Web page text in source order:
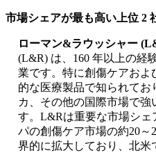
市場シェアが最も高い上位 2
ローマン&ラウッシャー
(L&R) は、160 年以上の経
業です。特に創傷ケアお
的な医療製品で知られてお
カ、その他の国際市場で強
す。L&Rは重要な市場シェ
パの創傷ケア市場の約20
界的に拡大しており、北米